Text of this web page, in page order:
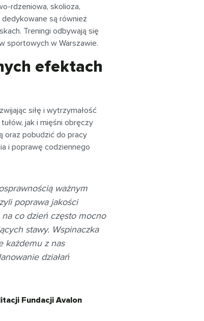
rdzeniowa, skolioza,
są również
Treningi odbywają się
sportowych w Warszawie.
efektach
siłę i wytrzymałość
jak i mięśni obręczy
oraz pobudzić do pracy
i poprawę codziennego
ważnym
poprawa jakości
co dzień często mocno
stawy. Wspinaczka
każdemu z nas
działań
Fundacji Avalon